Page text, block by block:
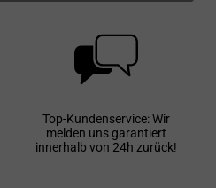
Top-Kundenservice: Wir
melden uns garantiert
innerhalb von 24h zurück!